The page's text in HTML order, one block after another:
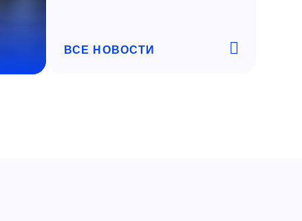
ВСЕ НОВОСТИ